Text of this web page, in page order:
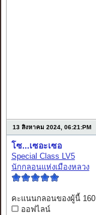
13 สิงหาคม 2024, 06:21:PM
โซ...เซอะเซอ
Special Class LV5
นักกลอนแห่งเมืองหลวง
คะแนนกลอนของผู้นี้ 160
ออฟไลน์